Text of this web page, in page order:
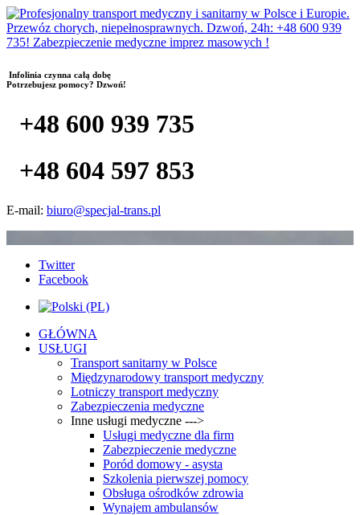
Infolinia czynna całą dobę
Potrzebujesz pomocy? Dzwoń!
+48 600 939 735
+48 604 597 853
E-mail: biuro@specjal-trans.pl
Twitter
Facebook
GŁÓWNA
USŁUGI
Transport sanitarny w Polsce
Międzynarodowy transport medyczny
Lotniczy transport medyczny
Zabezpieczenia medyczne
Inne usługi medyczne --->
Usługi medyczne dla firm
Zabezpieczenie medyczne
Poród domowy - asysta
Szkolenia pierwszej pomocy
Obsługa ośrodków zdrowia
Wynajem ambulansów